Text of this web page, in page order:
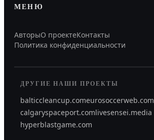
МЕНЮ
АвторыО проектеКонтакты
Политика конфиденциальности
ДРУГИЕ НАШИ ПРОЕКТЫ
balticcleancup.comeurosoccerweb.com
calgaryspaceport.comlivesensei.media
hyperblastgame.com